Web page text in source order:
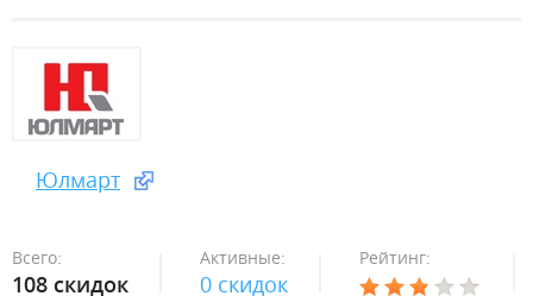
Юлмарт
Всего:
108 скидок
Активные:
0 скидок
Рейтинг: